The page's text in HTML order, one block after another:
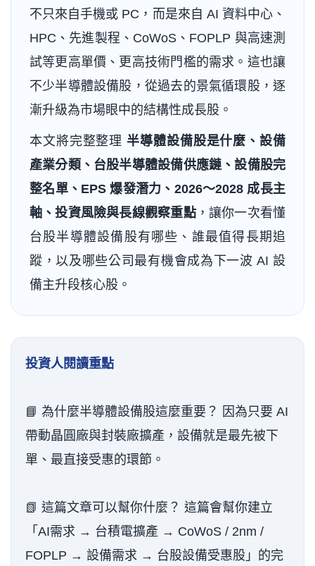
不只來自手機或 PC，而是來自 AI 資料中心、
HPC、先進製程、CoWoS、FOPLP 與高速測
試等更高單價、更高技術門檻的需求。這也讓
不少半導體設備股，從過去的景氣循環股，逐
漸升級為市場眼中的結構性成長股。
本文將完整整理 半導體設備股是什麼、設備
產業分類、台股半導體設備供應鏈、設備股完
整名單、EPS 爆發潛力、2026～2028 成長主
軸、投資風險與長線觀察重點，讓你一次看懂
台股半導體設備股有哪些、誰最值得長期追
蹤，以及哪些公司最有機會成為下一波 AI 設
備主升段核心股。
投資人閱讀重點
📘 為什麼半導體設備股這麼重要？ 因為只要 AI
帶動晶圓廠與封裝廠擴產，設備就是最先被下
單、最直接受惠的環節。
📗 這篇文章可以幫你什麼？ 這篇會幫你建立
「AI需求 → 台積電擴產 → CoWoS / 2nm /
FOPLP → 設備需求 → 台股設備受惠股」的完